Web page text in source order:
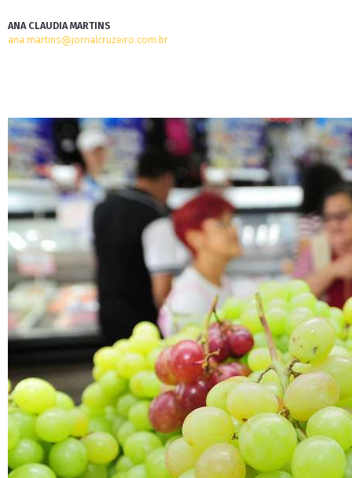
ANA CLAUDIA MARTINS
ana.martins@jornalcruzeiro.com.br